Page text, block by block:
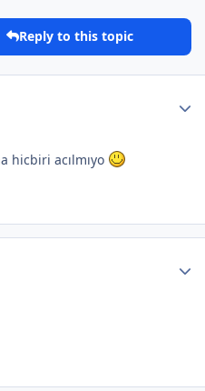
Reply to this topic
hicbiri acılmıyo